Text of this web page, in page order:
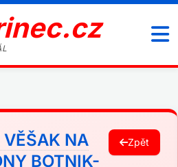
VĚŠAK NA
BOTNIK-
Zpět